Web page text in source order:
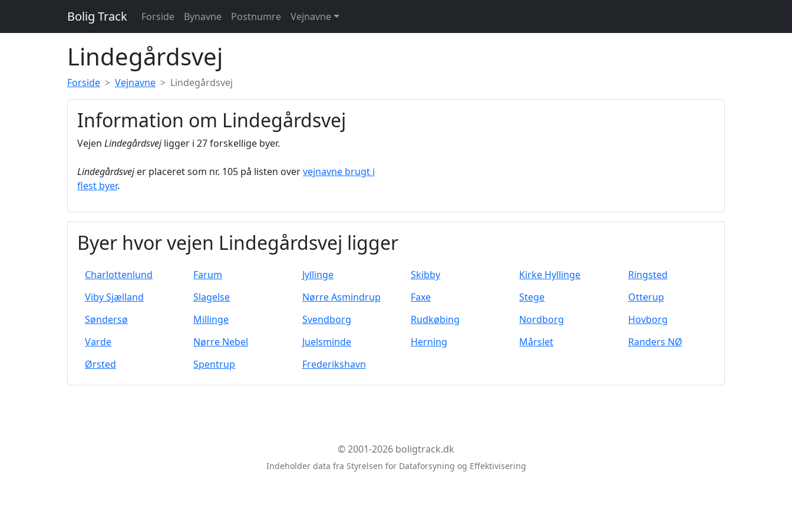
Bolig Track Forside Bynavne Postnumre Vejnavne
Lindegårdsvej
Forside Vejnavne Lindegårdsvej
Information om Lindegårdsvej
Vejen Lindegårdsvejligger i 27 forskellige byer.
Lindegårdsvejer placeret som nr. 105 på listen overvejnavne brugt i
flest byer.
Byer hvor vejen Lindegårdsvej ligger
Charlottenlund Farum Jyllinge Skibby Kirke Hyllinge
Ringsted
Viby Sjælland
Slagelse Nørre Asmindrup Faxe Stege
Otterup
Søndersø
Millinge Svendborg Rudkøbing Nordborg
Hovborg
Varde
Nørre Nebel Juelsminde Herning Mårslet
Randers NØ
Ørsted
Spentrup Frederikshavn
© 2001-2026 boligtrack.dk
Indeholder data fra Styrelsen for Dataforsyning og Effektivisering